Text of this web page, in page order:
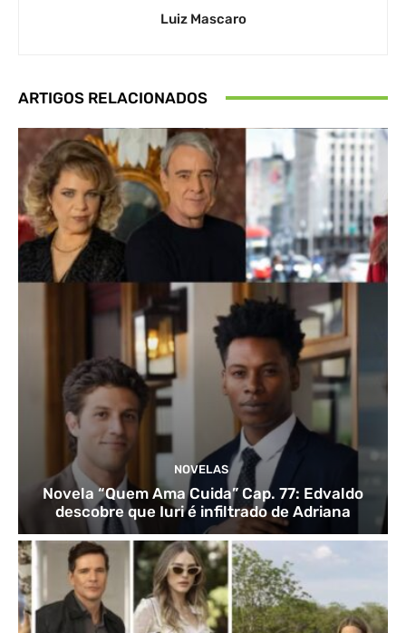
Luiz Mascaro
ARTIGOS RELACIONADOS
NOVELAS
Novela “Quem Ama Cuida” Cap. 77: Edvaldo
descobre que Iuri é infiltrado de Adriana